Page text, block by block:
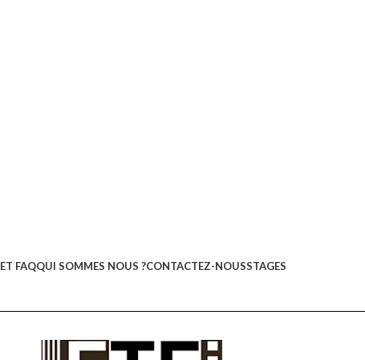
FAQQUI SOMMES NOUS ?CONTACTEZ-NOUSSTAGES